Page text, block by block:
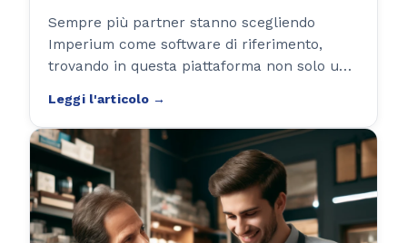
Sempre più partner stanno scegliendo
Imperium come software di riferimento,
trovando in questa piattaforma non solo un
alleato affidabile per ottimizzare le
operazioni di ristoranti, tabaccherie e punti
vendita.